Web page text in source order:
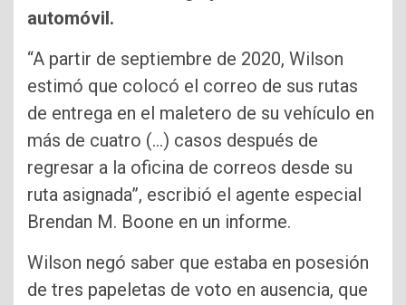
automóvil.
“A partir de septiembre de 2020, Wilson
estimó que colocó el correo de sus rutas
de entrega en el maletero de su vehículo en
más de cuatro (…) casos después de
regresar a la oficina de correos desde su
ruta asignada”, escribió el agente especial
Brendan M. Boone en un informe.
Wilson negó saber que estaba en posesión
de tres papeletas de voto en ausencia, que